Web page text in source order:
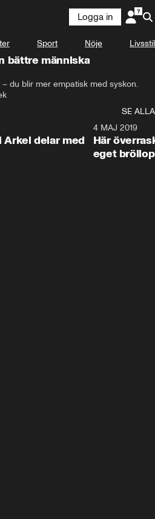
Logga in
Sport Nöje Livsstil
bättre människa
du blir mer empatisk med syskon.
SE ALLA
delar med
4 MAJ 2019
Här
eget bröllop